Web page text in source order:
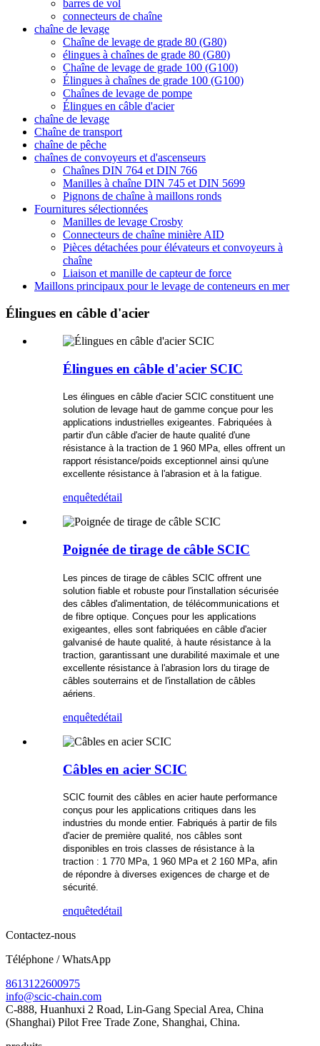
barres de vol
connecteurs de chaîne
chaîne de levage
Chaîne de levage de grade 80 (G80)
élingues à chaînes de grade 80 (G80)
Chaîne de levage de grade 100 (G100)
Élingues à chaînes de grade 100 (G100)
Chaînes de levage de pompe
Élingues en câble d'acier
chaîne de levage
Chaîne de transport
chaîne de pêche
chaînes de convoyeurs et d'ascenseurs
Chaînes DIN 764 et DIN 766
Manilles à chaîne DIN 745 et DIN 5699
Pignons de chaîne à maillons ronds
Fournitures sélectionnées
Manilles de levage Crosby
Connecteurs de chaîne minière AID
Pièces détachées pour élévateurs et convoyeurs à
chaîne
Liaison et manille de capteur de force
Maillons principaux pour le levage de conteneurs en mer
Élingues en câble d'acier
Élingues en câble d'acier SCIC
Les élingues en câble d'acier SCIC constituent une
solution de levage haut de gamme conçue pour les
applications industrielles exigeantes. Fabriquées à
partir d'un câble d'acier de haute qualité d'une
résistance à la traction de 1 960 MPa, elles offrent un
rapport résistance/poids exceptionnel ainsi qu'une
excellente résistance à l'abrasion et à la fatigue.
enquêtedétail
Poignée de tirage de câble SCIC
Les pinces de tirage de câbles SCIC offrent une
solution fiable et robuste pour l'installation sécurisée
des câbles d'alimentation, de télécommunications et
de fibre optique. Conçues pour les applications
exigeantes, elles sont fabriquées en câble d'acier
galvanisé de haute qualité, à haute résistance à la
traction, garantissant une durabilité maximale et une
excellente résistance à l'abrasion lors du tirage de
câbles souterrains et de l'installation de câbles
aériens.
enquêtedétail
Câbles en acier SCIC
SCIC fournit des câbles en acier haute performance
conçus pour les applications critiques dans les
industries du monde entier. Fabriqués à partir de fils
d'acier de première qualité, nos câbles sont
disponibles en trois classes de résistance à la
traction : 1 770 MPa, 1 960 MPa et 2 160 MPa, afin
de répondre à diverses exigences de charge et de
sécurité.
enquêtedétail
Contactez-nous
Téléphone / WhatsApp
8613122600975
info@scic-chain.com
C-888, Huanhuxi 2 Road, Lin-Gang Special Area, China
(Shanghai) Pilot Free Trade Zone, Shanghai, China.